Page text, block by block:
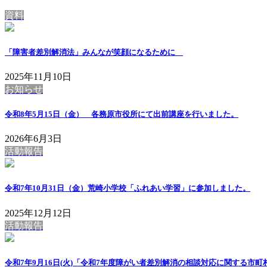
資料
「障害者差別解消法」みんなが笑顔になるために
2025年11月10日
お知らせ
令和8年5月15日（金） 各務原市役所にて出前講座を行いました。
2026年6月3日
活動報告
令和7年10月31日（金）荒崎小学校「ふれあい学習」に参加しました。
2025年12月12日
活動報告
令和7年9月16日(火)「令和7年度障がい者差別解消の相談対応に関する市町